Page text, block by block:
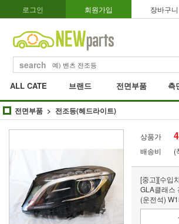
로그인 회원가입 장바구니
search
ALL CATE 브랜드 전면부품 측
전면부품 전조등(헤드라이트)
상품가
배송비
(
[중고][수입
GLA클래스
(운전석)